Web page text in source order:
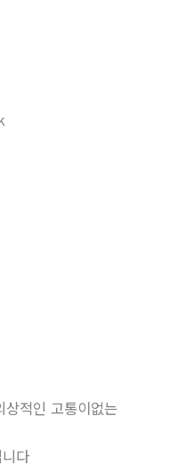
적인 고통이없는
다